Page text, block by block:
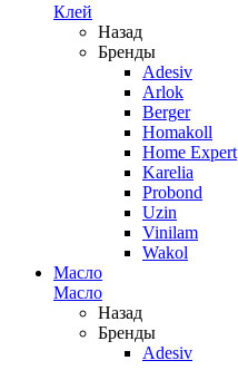
Клей
Назад
Бренды
Adesiv
Arlok
Berger
Homakoll
Home Expert
Karelia
Probond
Uzin
Vinilam
Wakol
Масло
Масло
Назад
Бренды
Adesiv